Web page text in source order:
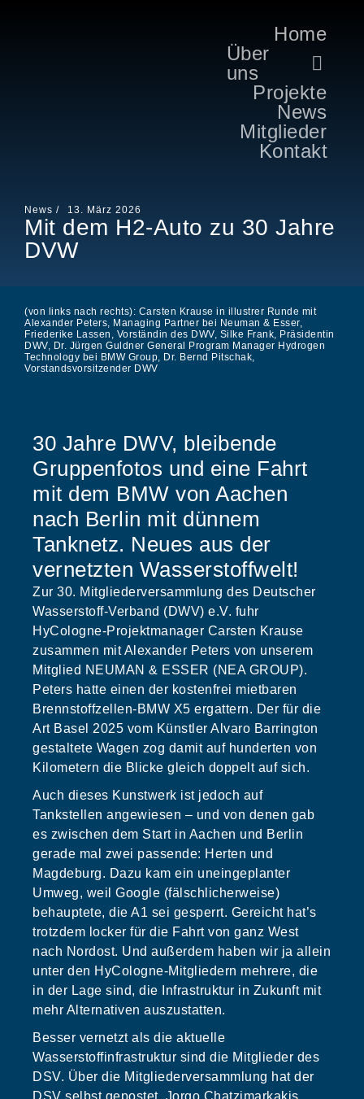
Home
Über
uns
Projekte
News
Mitglieder
Kontakt
News / 13. März 2026
Mit dem H2-Auto zu 30 Jahre
DVW
(von links nach rechts): Carsten Krause in illustrer Runde mit
Alexander Peters, Managing Partner bei Neuman & Esser,
Friederike Lassen, Vorständin des DWV, Silke Frank, Präsidentin
DWV, Dr. Jürgen Guldner General Program Manager Hydrogen
Technology bei BMW Group, Dr. Bernd Pitschak,
Vorstandsvorsitzender DWV
30 Jahre DWV, bleibende
Gruppenfotos und eine Fahrt
mit dem BMW von Aachen
nach Berlin mit dünnem
Tanknetz. Neues aus der
vernetzten Wasserstoffwelt!
Zur 30. Mitgliederversammlung des Deutscher
Wasserstoff-Verband (DWV) e.V. fuhr
HyCologne-Projektmanager Carsten Krause
zusammen mit Alexander Peters von unserem
Mitglied NEUMAN & ESSER (NEA GROUP).
Peters hatte einen der kostenfrei mietbaren
Brennstoffzellen-BMW X5 ergattern. Der für die
Art Basel 2025 vom Künstler Alvaro Barrington
gestaltete Wagen zog damit auf hunderten von
Kilometern die Blicke gleich doppelt auf sich.
Auch dieses Kunstwerk ist jedoch auf
Tankstellen angewiesen – und von denen gab
es zwischen dem Start in Aachen und Berlin
gerade mal zwei passende: Herten und
Magdeburg. Dazu kam ein uneingeplanter
Umweg, weil Google (fälschlicherweise)
behauptete, die A1 sei gesperrt. Gereicht hat’s
trotzdem locker für die Fahrt von ganz West
nach Nordost. Und außerdem haben wir ja allein
unter den HyCologne-Mitgliedern mehrere, die
in der Lage sind, die Infrastruktur in Zukunft mit
mehr Alternativen auszustatten.
Besser vernetzt als die aktuelle
Wasserstoffinfrastruktur sind die Mitglieder des
DSV. Über die Mitgliederversammlung hat der
DSV selbst gepostet. Jorgo Chatzimarkakis